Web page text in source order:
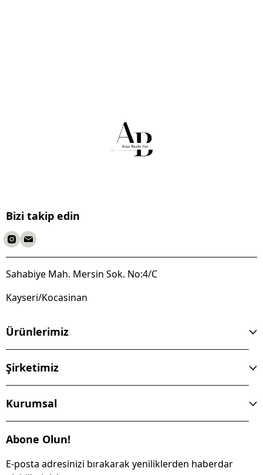
Bizi takip edin
Sahabiye Mah. Mersin Sok. No:4/C
Kayseri/Kocasinan
Ürünlerimiz
Şirketimiz
Kurumsal
Abone Olun!
E-posta adresinizi bırakarak yeniliklerden haberdar